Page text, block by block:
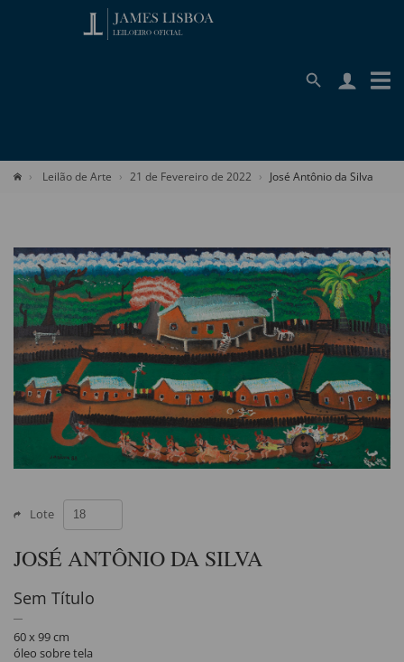
Leilão de Arte 21 de Fevereiro de 2022 José Antônio da Silva
Lote
JOSÉ ANTÔNIO DA SILVA
Sem Título
60 x 99 cm
óleo sobre tela